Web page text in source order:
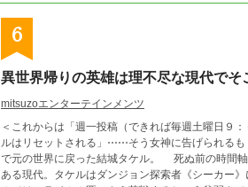
6
異世界帰りの英雄は理不尽な現代で
mitsuzoエンターテインメンツ
＜これからは「週一投稿（できれば毎週土曜日９：００）」または「
ルはリセットされる」⋯⋯そう女神に告げられるも
で元の世界に戻った結城タケル。 死ぬ前の時間軸——５年前の高校２年生の、あの事故現場に戻ったタケル。そこはダンジョンの
ある現代。タケルはダンジョン探索者《シーカー》に